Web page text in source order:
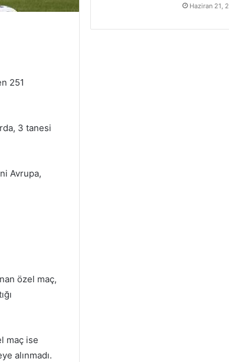
251
3 tanesi
Avrupa,
özel maç,
maç ise
alınmadı.
Haziran 21,